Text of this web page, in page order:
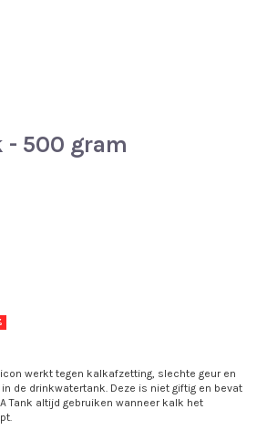
- 500 gram
werkt tegen kalkafzetting, slechte geur en
de drinkwatertank. Deze is niet giftig en bevat
Tank altijd gebruiken wanneer kalk het